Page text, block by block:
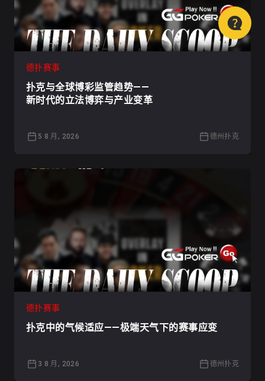
德扑赛事
扑克与全球博彩监管趋势——
新时代的立法博弈与产业变革
5 8 月, 2026 德州扑克
德扑赛事
扑克中的气候适应——极端天气下的赛事应变
3 8 月, 2026 德州扑克